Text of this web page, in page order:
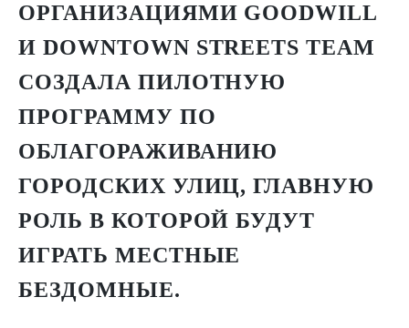
ОРГАНИЗАЦИЯМИ GOODWILL
И DOWNTOWN STREETS TEAM
СОЗДАЛА ПИЛОТНУЮ
ПРОГРАММУ ПО
ОБЛАГОРАЖИВАНИЮ
ГОРОДСКИХ УЛИЦ, ГЛАВНУЮ
РОЛЬ В КОТОРОЙ БУДУТ
ИГРАТЬ МЕСТНЫЕ
БЕЗДОМНЫЕ.